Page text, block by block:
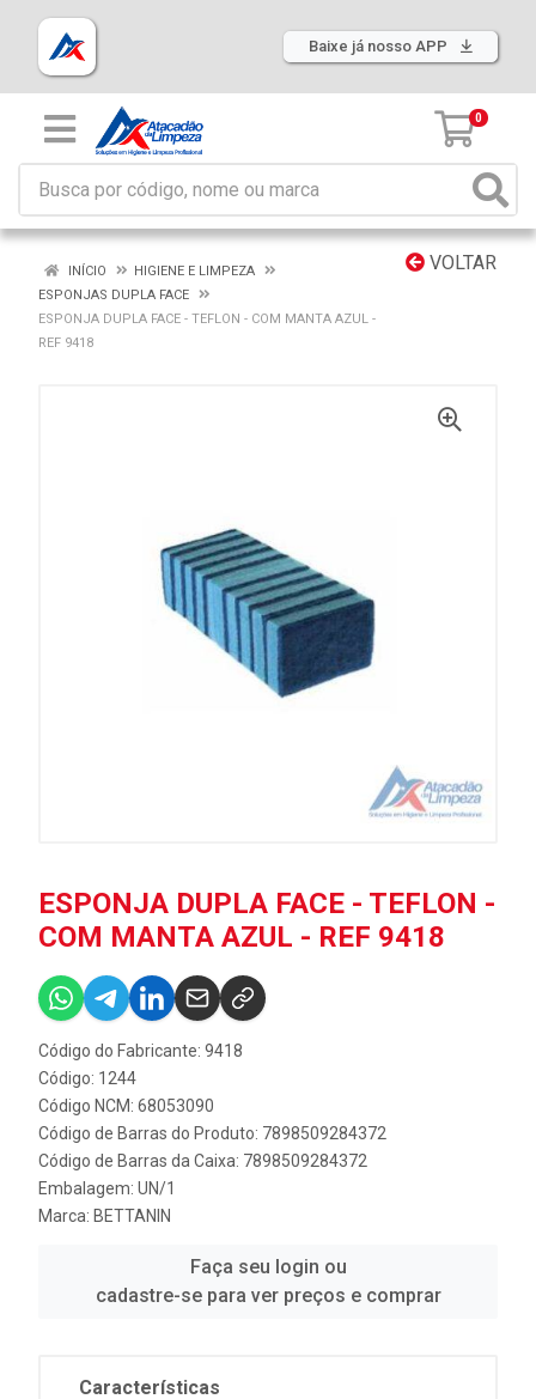
Baixe já nosso APP
0
VOLTAR
INÍCIO
HIGIENE E LIMPEZA
ESPONJAS DUPLA FACE
ESPONJA DUPLA FACE - TEFLON - COM MANTA AZUL -
REF 9418
ESPONJA DUPLA FACE - TEFLON -
COM MANTA AZUL - REF 9418
Código do Fabricante: 9418
Código: 1244
Código NCM: 68053090
Código de Barras do Produto: 7898509284372
Código de Barras da Caixa: 7898509284372
Embalagem: UN/1
Marca: BETTANIN
Faça seu login ou
cadastre-se para ver preços e comprar
Características